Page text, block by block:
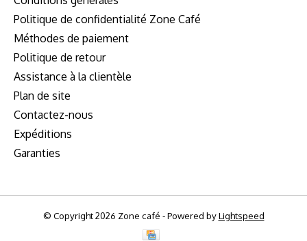
Politique de confidentialité Zone Café
Méthodes de paiement
Politique de retour
Assistance à la clientèle
Plan de site
Contactez-nous
Expéditions
Garanties
© Copyright 2026 Zone café - Powered byLightspeed